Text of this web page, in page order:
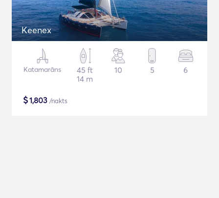
Keenex
Katamarāns
45 ft
14 m
10 5 6
$1,803 /nakts